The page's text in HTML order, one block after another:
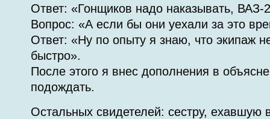
Ответ: «Гонщиков надо наказывать, ВАЗ-
Вопрос: «А если бы они уехали за это
Ответ: «Ну по опыту я знаю, что экипаж
быстро».
После этого я внес дополнения в
подождать.
Остальных свидетелей: сестру, ехавшую